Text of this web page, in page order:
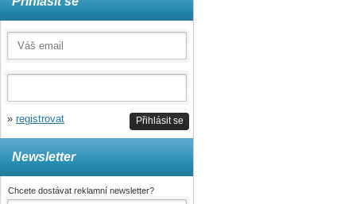
Přihlásit se
» registrovat
Newsletter
Chcete dostávat reklamní newsletter?